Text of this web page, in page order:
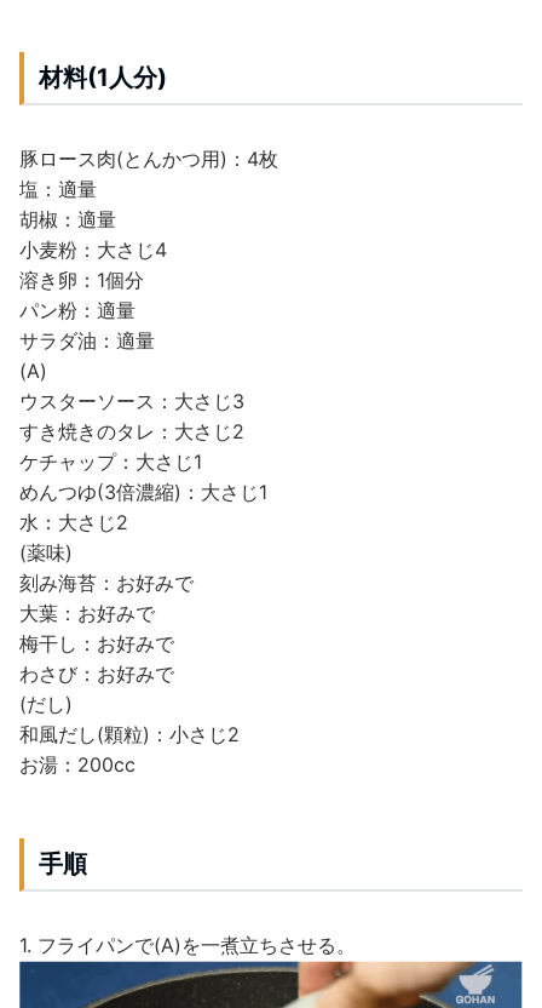
材料(1人分)
豚ロース肉(とんかつ用)：4枚
塩：適量
胡椒：適量
小麦粉：大さじ4
溶き卵：1個分
パン粉：適量
サラダ油：適量
(A)
ウスターソース：大さじ3
すき焼きのタレ：大さじ2
ケチャップ：大さじ1
めんつゆ(3倍濃縮)：大さじ1
水：大さじ2
(薬味)
刻み海苔：お好みで
大葉：お好みで
梅干し：お好みで
わさび：お好みで
(だし)
和風だし(顆粒)：小さじ2
お湯：200cc
手順
1. フライパンで(A)を一煮立ちさせる。